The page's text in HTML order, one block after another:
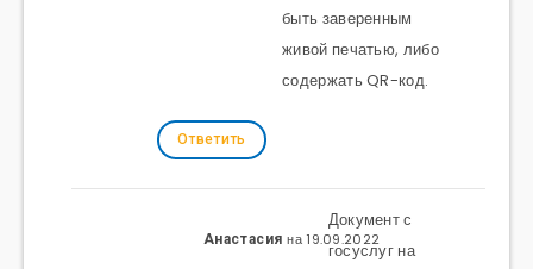
быть заверенным
живой печатью, либо
содержать QR-код.
Ответить
Анастасия на 19.09.2022
Документ с
госуслуг на